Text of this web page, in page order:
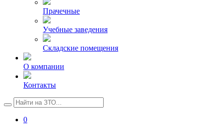
Прачечные
Учебные заведения
Складские помещения
О компании
Контакты
0